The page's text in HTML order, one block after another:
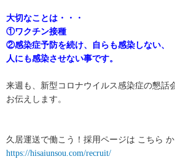
大切なことは・・・
①ワクチン接種
②感染症予防を続け、自らも感染しない、
人にも感染させない事です。
来週も、新型コロナウイルス感染症の懇話
お伝えします。
久居運送で働こう！採用ページは こちら か
https://hisaiunsou.com/recruit/